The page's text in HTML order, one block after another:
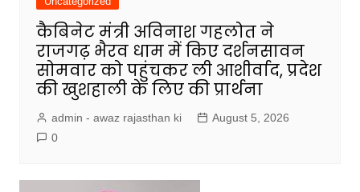
कैबिनेट मंत्री अविनाश गहलोत ने
राजगढ़ भैरव धाम में किए दर्शनसावन
सोमवार को पहुंचकर ली आशीर्वाद, प्रदेश
की खुशहाली के लिए की प्रार्थना
admin - awaz rajasthan ki
August 5, 2026
0